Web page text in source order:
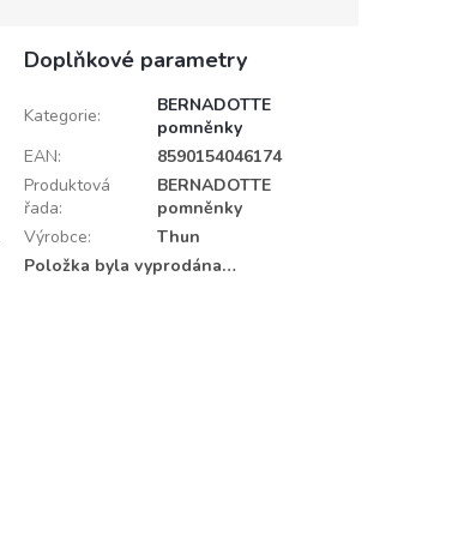
Doplňkové parametry
Kategorie:
BERNADOTTE
pomněnky
EAN:
8590154046174
Produktová
řada:
BERNADOTTE
pomněnky
Výrobce:
Thun
Položka byla vyprodána…